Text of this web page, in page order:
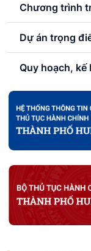
Chương trình
Dự án trọng
Quy hoạch, kế